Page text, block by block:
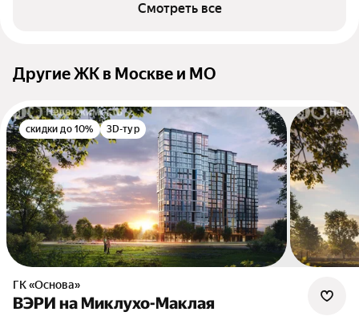
Смотреть все
Другие ЖК в Москве и МО
скидки до 10% 3D-тур
ГК «Основа»
ВЭРИ на Миклухо-Маклая